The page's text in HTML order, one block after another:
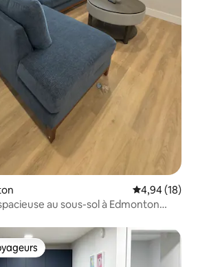
Note
4,94 (18)
au sous-sol à Edmonton
parmi les plus aimés